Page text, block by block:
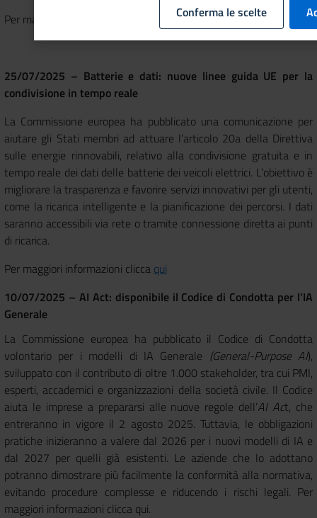
Per maggiori informazioni clicca
25/07/2025 – Batterie e dati: nuove linee guida UE per la
condivisione in tempo reale
La Commissione europea ha pubblicato una comunicazione per
aiutare gli Stati membri ad attuare l’articolo 20a della Direttiva
sulle energie rinnovabili, relativo alla condivisione gratuita e in
tempo reale dei dati delle batterie dei veicoli elettrici. L’obiettivo è
migliorare la trasparenza e favorire servizi innovativi per gli utenti,
come la ricarica intelligente e la pianificazione dei percorsi. I dati
saranno accessibili via rete o tramite connessione diretta ai punti
di ricarica.
Per maggiori informazioni clicca qui
10/07/2025 – AI Act: disponibile il Codice di Condotta per l’IA
Generale
La Commissione europea ha pubblicato il Codice di Condotta
volontario per i modelli di IA Generale (General-Purpose AI),
sviluppato con il contributo di oltre 1.000 stakeholder, tra cui PMI,
esperti, accademici e organizzazioni della società civile. Il Codice
aiuta le imprese a prepararsi alle nuove regole dell’AI Act, che
entreranno in vigore il 2 agosto 2025. Tuttavia, le obbligazioni
pratiche inizieranno a valere dal 2026 per i nuovi modelli di IA e
dal 2027 per quelli già esistenti. Le aziende che lo adottano
potranno dimostrare più facilmente la conformità alla normativa,
evitando procedure complesse e riducendo i rischi legali. Per
maggiori informazioni clicca qui.
Conferma le scelte